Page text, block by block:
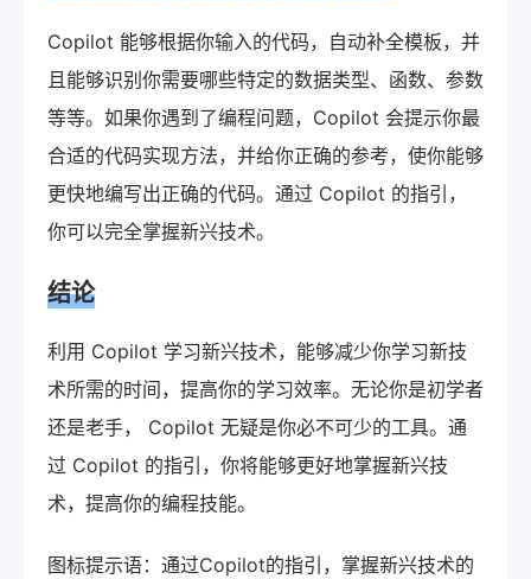
Copilot 能够根据你输入的代码，自动补全模板，并
且能够识别你需要哪些特定的数据类型、函数、参数
等等。如果你遇到了编程问题，Copilot 会提示你最
合适的代码实现方法，并给你正确的参考，使你能够
更快地编写出正确的代码。通过 Copilot 的指引，
你可以完全掌握新兴技术。
结论
利用 Copilot 学习新兴技术，能够减少你学习新技
术所需的时间，提高你的学习效率。无论你是初学者
还是老手， Copilot 无疑是你必不可少的工具。通
过 Copilot 的指引，你将能够更好地掌握新兴技
术，提高你的编程技能。
图标提示语：通过Copilot的指引，掌握新兴技术的